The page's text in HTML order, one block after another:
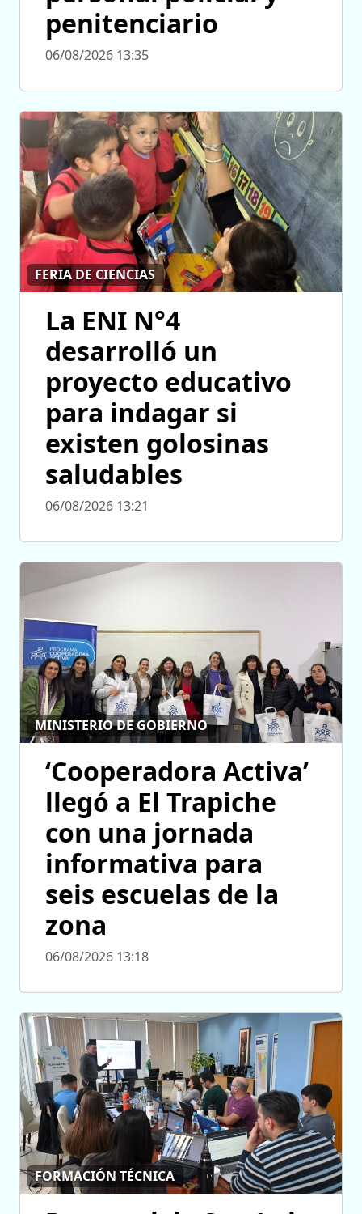
penitenciario
06/08/2026 13:35
FERIA DE CIENCIAS
La ENI N°4
desarrolló un
proyecto educativo
para indagar si
existen golosinas
saludables
06/08/2026 13:21
MINISTERIO DE GOBIERNO
‘Cooperadora Activa’
llegó a El Trapiche
con una jornada
informativa para
seis escuelas de la
zona
06/08/2026 13:18
FORMACIÓN TÉCNICA